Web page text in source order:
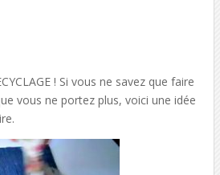
! Si vous ne savez que faire
vous ne portez plus, voici une idée